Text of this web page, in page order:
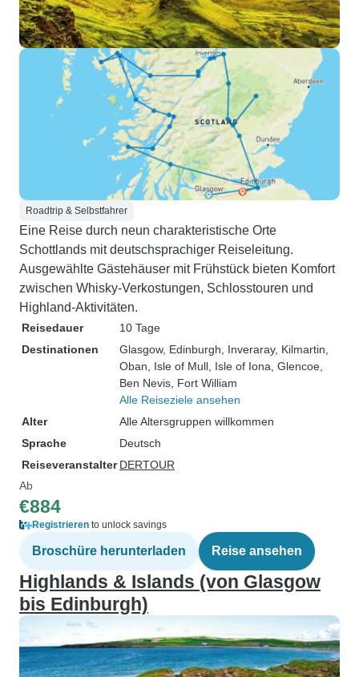
Roadtrip & Selbstfahrer
Eine Reise durch neun charakteristische Orte
Schottlands mit deutschsprachiger Reiseleitung.
Ausgewählte Gästehäuser mit Frühstück bieten Komfort
zwischen Whisky-Verkostungen, Schlosstouren und
Highland-Aktivitäten.
Reisedauer
10 Tage
Destinationen
Glasgow, Edinburgh , Inveraray, Kilmartin
Oban , Isle of Mull , Isle of Iona , Glencoe
Ben Nevis , Fort William
Alle Reiseziele ansehen
Alter
Alle Altersgruppen willkommen
Sprache
Deutsch
Reiseveranstalter DERTOUR
Ab
€884
Registrieren to unlock savings
Broschüre herunterladen Reise ansehen
Highlands & Islands (von Glasgow
bis Edinburgh)